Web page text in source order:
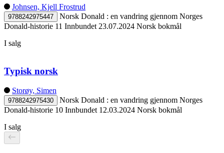
Johnsen, Kjell Frostrud
9788242975447
Norsk Donald : en vandring gjennom Norges
Donald-historie 11 Innbundet 23.07.2024 Norsk bokmål
I salg
Typisk norsk
Storøy, Simen
9788242975430
Norsk Donald : en vandring gjennom Norges
Donald-historie 10 Innbundet 12.03.2024 Norsk bokmål
I salg